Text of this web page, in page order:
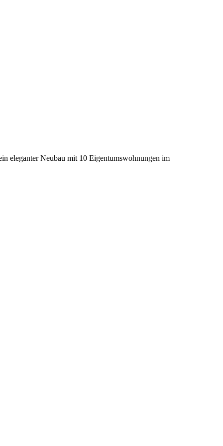
eleganter Neubau mit 10 Eigentumswohnungen im